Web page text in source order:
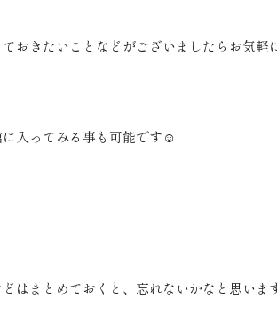
おきたいことなどがございましたらお気軽
入ってみる事も可能です☺
はまとめておくと、忘れないかなと思いま